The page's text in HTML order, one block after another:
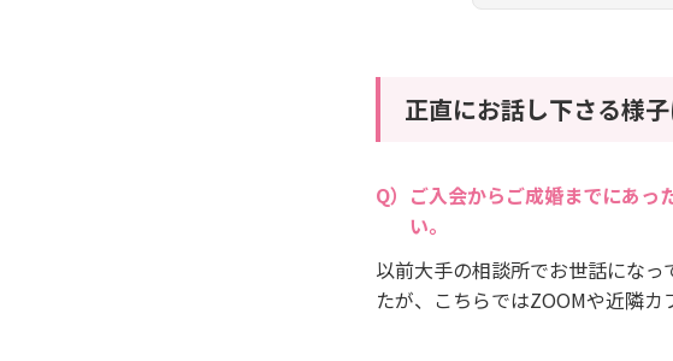
正直にお話し下さる様
ご入会からご成婚までにあっ
い。
以前大手の相談所でお世話にな
たが、こちらではZOOMや近隣カ